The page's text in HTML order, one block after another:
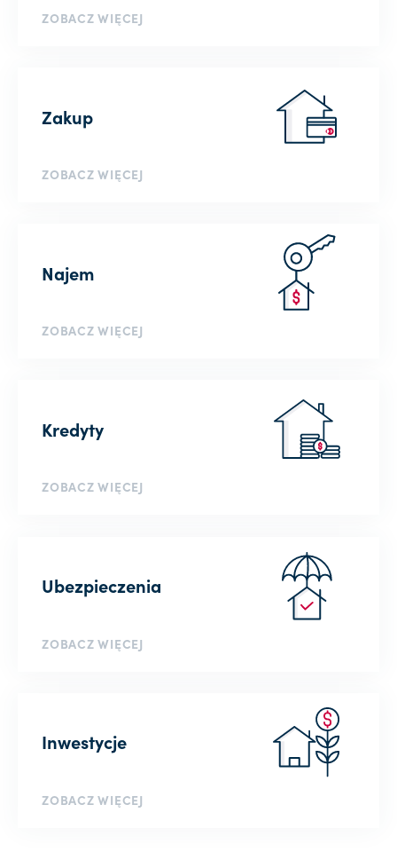
ZOBACZ WIĘCEJ
Zakup
ZOBACZ WIĘCEJ
Najem
ZOBACZ WIĘCEJ
Kredyty
ZOBACZ WIĘCEJ
Ubezpieczenia
ZOBACZ WIĘCEJ
Inwestycje
ZOBACZ WIĘCEJ